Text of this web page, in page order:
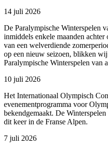
14 juli 2026
De Paralympische Winterspelen
inmiddels enkele maanden
van een welverdiende
op een nieuw seizoen, blikken
Paralympische Winterspelen van
10 juli 2026
Het Internationaal Olympisch
evenementprogramma voor
bekendgemaakt. De
dit keer in de Franse Alpen.
7 juli 2026